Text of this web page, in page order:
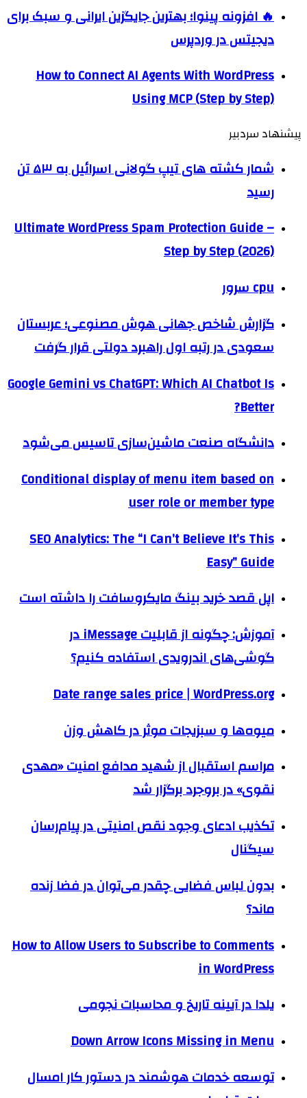
🔥 افزونه پینوا؛ بهترین جایگزین ایرانی و سبک برای
دیجیتس در وردپرس
How to Connect AI Agents With WordPress
Using MCP (Step by Step)
پیشنهاد سردبیر
شمار کشته های تیپ گولانی اسرائیل به ۵۳ تن
رسید
Ultimate WordPress Spam Protection Guide –
Step by Step (2026)
cpu سرور
گزارش شاخص جهانی هوش مصنوعی؛ عربستان
سعودی در رتبه اول راهبرد دولتی قرار گرفت
Google Gemini vs ChatGPT: Which AI Chatbot Is
Better?
دانشگاه صنعت ماشین‌سازی تاسیس می‌شود
Conditional display of menu item based on
user role or member type
SEO Analytics: The “I Can’t Believe It’s This
Easy” Guide
اپل قصد خرید بینگ مایکروسافت را داشته است
آموزش: چگونه از قابلیت iMessage در
گوشی‌های اندرویدی استفاده کنیم؟
Date range sales price | WordPress.org
میوه‌ها و سبزیجات موثر در کاهش وزن
مراسم استقبال از شهید مدافع امنیت «مهدی
نقوی» در بروجرد برگزار شد
تکذیب ادعای وجود نقص امنیتی در پیام‌رسان
سیگنال
بدون لباس فضایی چقدر می‌توان در فضا زنده
ماند؟
How to Allow Users to Subscribe to Comments
in WordPress
یلدا در آیینه تاریخ و محاسبات نجومی
Down Arrow Icons Missing in Menu
توسعه خدمات هوشمند در دستور کار امسال